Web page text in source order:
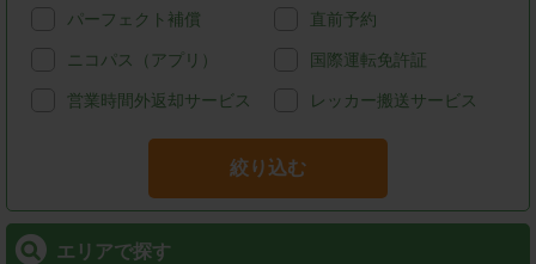
パーフェクト補償 直前予約
ニコパス（アプリ） 国際運転免許証
営業時間外返却サービス レッカー搬送サービス
絞り込む
エリアで探す